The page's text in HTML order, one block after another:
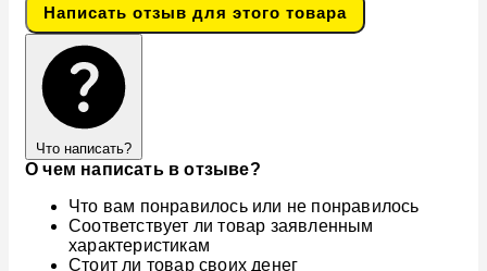
Написать отзыв для этого товара
Что написать?
О чем написать в отзыве?
Что вам понравилось или не понравилось
Соответствует ли товар заявленным
характеристикам
Стоит ли товар своих денег